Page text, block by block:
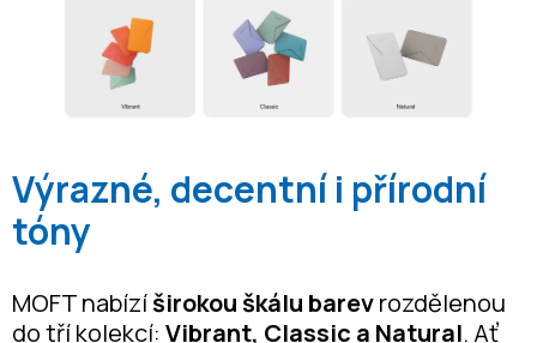
Výrazné, decentní i přírodní
tóny
MOFT nabízíširokou škálu barevrozdělenou
do tří kolekcí: Vibrant, Classic a Natural. Ať